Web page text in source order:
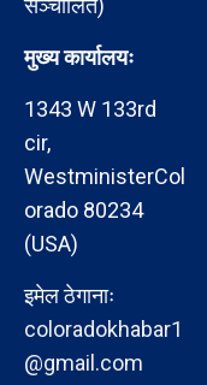
सञ्चालित)
मुख्य कार्यालयः
1343 W 133rd
cir,
WestministerCol
orado 80234
(USA)
इमेल ठेगानाः
coloradokhabar1
@gmail.com